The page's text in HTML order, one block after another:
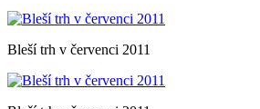
Bleší trh v červenci 2011